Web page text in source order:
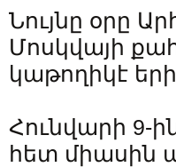
Նույնը օրը
Մոսկվայի
կաթողիկէ
Հունվարի 9-
հետ միասին